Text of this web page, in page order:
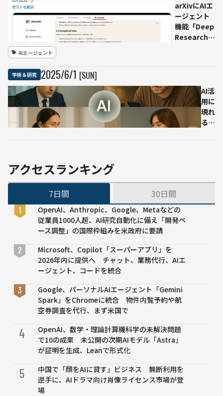
arXivにAIエ
ージェント
機能「Deep
Research」
可能に
AIエージェント
学術＆研究 2025/6/1 [SUN]
AI活
用に
現れ
る
──
入・
アクセスランキング
7日間 30日間
OpenAI、Anthropic、Google、Metaなどの
従業員1000人超、AI研究自動化に備え「開発ペ
ース調整」の国際枠組みを米政府に要請
Microsoft、Copilot「スーパーアプリ」を
2026年内に提供へ チャット、業務代行、AIエ
ージェント、コードを統合
Google、パーソナルAIエージェント「Gemini
Spark」をChromeに統合 物件内覧予約や航
空券調査を代行、まず米国で
4
OpenAI、数学・理論計算機科学の未解決問題
で10の成果 未公開の次期AIモデル「Astra」
が証明を生成、Leanで形式化
5
中国で「顔をAIに貸す」ビジネス 無断利用を
逆手に、AIドラマ向け肖像ライセンス市場が登
場